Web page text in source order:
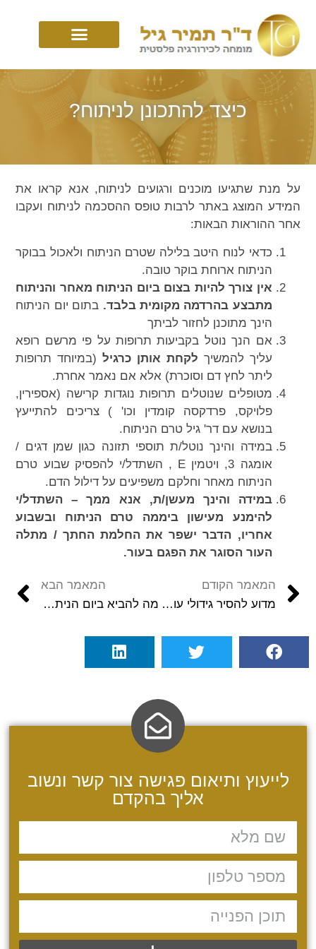
כיצד להתכונן לניתוח?
על מנת שתגיעו מוכנים ורגועים לניתוח, אנא קראו את
המידע המוצג באתר לרבות טופס ההסכמה לניתוח ועקבו
אחר ההוראות הבאות:
כדאי לנוח היטב בלילה שטרם הניתוח ולאכול בבוקר
הניתוח ארוחת בוקר טובה.
אין צורך להיות בצום ביום הניתוח מאחר והניתוח
מתבצע בהרדמה מקומית בלבד. בתום יום הניתוח
הינך מתוכנן לחזור לביתך
אם הנך נוטל בקביעות תרופות על פי מרשם רופא
עליך להמשיך לקחת אותן כרגיל(במיוחד תרופות
ליתר לחץ דם וסוכרת) אלא אם נאמר אחרת.
מטופלים שנוטלים תרופות נוגדות קרישה (אספירין,
פלויקס, פרדקסה קומדין וכו' ) צריכים להתייעץ
בנושא עם דר' גיל טרם הניתוח.
במידה והינך נוטל/ת תוספי תזונה כגון שמן דגים /
אומגה 3, ויטמין E , השתדל/י להפסיק שבוע טרם
הניתוח מאחר וחלקם משפיעים על דילול הדם.
במידה והינך מעשן/ת, אנא ממך – השתדל/י
להימנע מעישון ביממה טרם הניתוח ובשבוע
אחריו, הדבר ישפר את החלמת החתך / מתלה
העור הסוגר את הפגם בעור.
המאמר הקודם
מדוע להסיר גידולי עור סרטניים באמצעות ניתוח MOHS?
המאמר הבא
מה להביא ביום הניתוח?
לייעוץ ותיאום פגישה צור קשר ונשוב
אליך בהקדם